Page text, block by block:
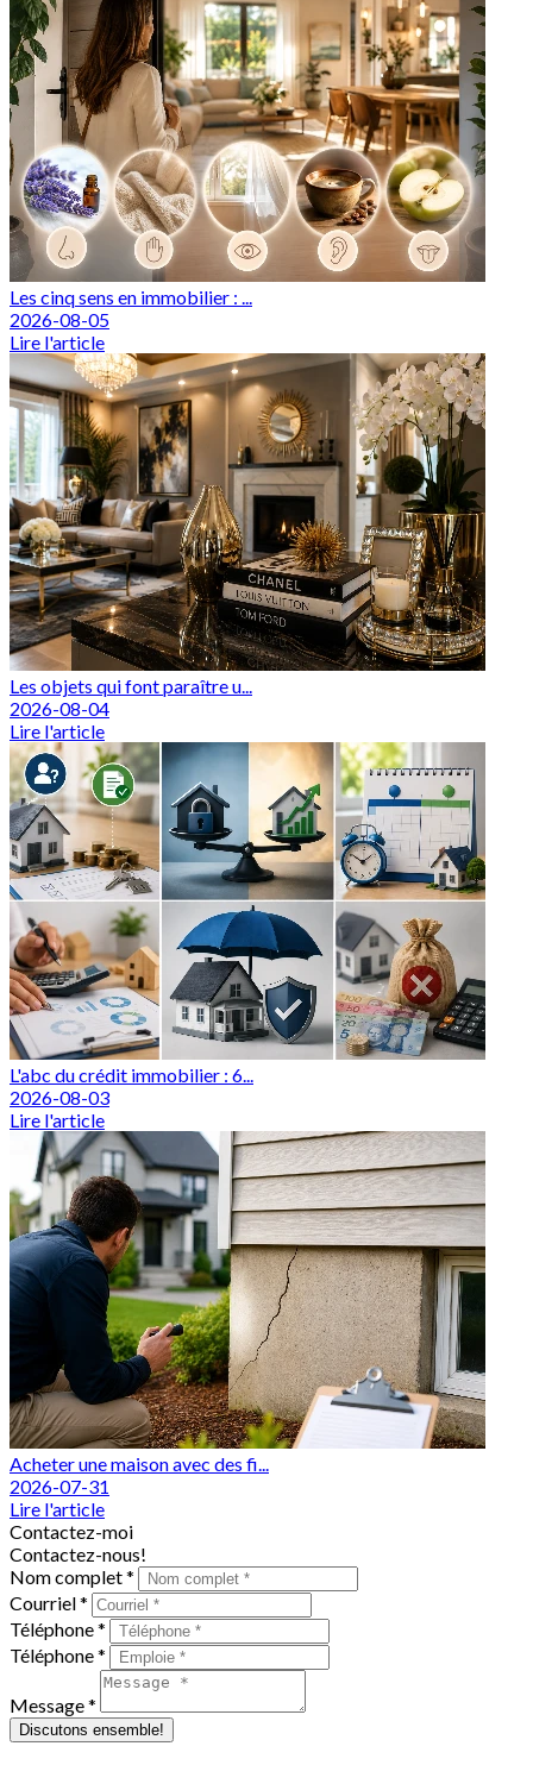
Les cinq sens en immobilier : ...
2026-08-05
Lire l'article
Les objets qui font paraître u...
2026-08-04
Lire l'article
L'abc du crédit immobilier : 6...
2026-08-03
Lire l'article
Acheter une maison avec des fi...
2026-07-31
Lire l'article
Contactez-moi
Contactez-nous!
Nom complet *
Courriel *
Téléphone *
Téléphone *
Message *
Discutons ensemble!